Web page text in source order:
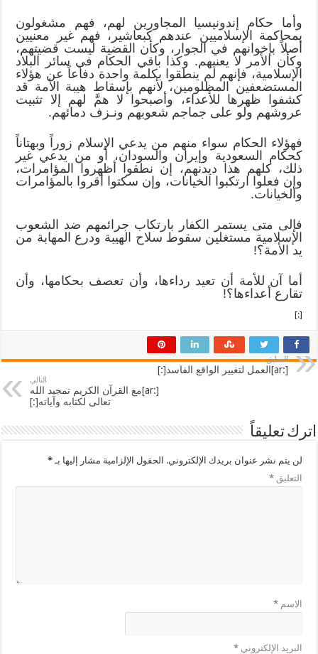
وأما حكام إندونيسيا المجاورين لهم، فهم مشغولون
بمحاكمة الإسلاميين عندهم كبعاشير، فهم غير معنيين
أصلاً بإخوانهم في الجوار، وكأن القضية ليست قضيتهم،
وكأن الأمر لا يعنيهم. وكذا باقي الحكام في سائر البلاد
الإسلامية، فإنهم لم ينطقوا بكلمة واحدة دفاعاً عن هؤلاء
المستضعفين المظلومين، لأنهم بإسقاط هيبة الأمة قد
كشفوا ظهرها للأعداء، وأصبحوا لا همَّ لهم إلا تثبيت
عروشهم ولو على جماجم شعوبهم ونـزف دمائهم.
فهؤلاء الحكام سواء منهم من يدعي الإسلام زوراً وبهتاناً
كحكام السعودية وإيران والسودان، أو من يدعي غير
ذلك، كلهم هذا ديدنهم، إن نطقوا أظهروا المؤامرات،
وإن فعلوا ارتكبوا الخيانات، وإن سكتوا أقروا بالمؤامرات
والخيانات.
فإلى متى يستمر الكفار بارتكاب جرائمهم ضد الشعوب
الإسلامية مستغلين سقوط سلاح الهيبة ودرع المهابة من
يد الأمة؟!
أما آن للأمة أن تعيد رداءها، وأن تعصف بحكامها، وأن
تقارع أعداءها؟!
[:]
السابق
[:ar]العمل لتغيير الواقع الفاسد[:]
التالي
[:ar]مع القرآن الكريم تمجيد الله
تعالى لكتابه وآياته[:]
اترك تعليقاً
لن يتم نشر عنوان بريدك الإلكتروني. الحقول الإلزامية مشار إليها بـ*
التعليق*
الاسم*
البريد الإلكتروني*